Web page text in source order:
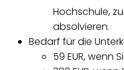
Hochschule,
absolvieren.
Bedarf für die
59 EUR, wenn